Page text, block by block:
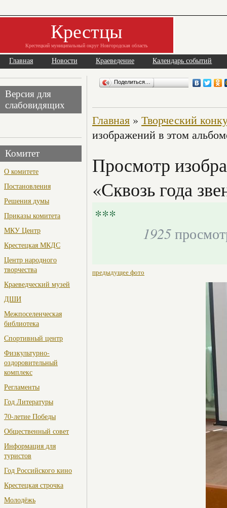
Крестцы
Крестецкий муниципальный округ Новгородская область
Главная Новости Краеведение Календарь событий
Версия для
слабовидящих
Комитет
О комитете
Постановления
Решения думы
Приказы комитета
МКУ Центр
Крестецкая МКДС
Центр народного
творчества
Краеведческий музей
ДШИ
Межпоселенческая
библиотека
Спортивный центр
Физкультурно-
оздоровительный
комплекс
Регламенты
Год Литературы
70-летие Победы
Общественный совет
Информация для
туристов
Год Российского кино
Крестецкая строчка
Молодёжь
Поделиться…
Главная » Творческий
изображений в этом
Просмотр
«Сквозь года
***
1925
предыдущее фото